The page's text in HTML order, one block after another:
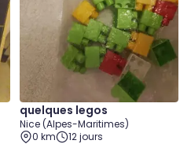
quelques legos
Nice (Alpes-Maritimes)
0 km
12 jours